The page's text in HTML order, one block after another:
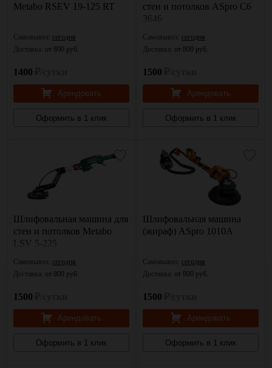
Metabo RSEV 19-125 RT
Самовывоз: сегодня
Доставка: от 800 руб.
1400
Арендовать
Оформить в 1 клик
стен и потолков ASpro C6
3646
Самовывоз: сегодня
Доставка: от 800 руб.
1500
Арендовать
Оформить в 1 клик
Шлифовальная машина для
стен и потолков Metabo
LSV 5-225
Самовывоз: сегодня
Доставка: от 800 руб.
1500
Арендовать
Оформить в 1 клик
Шлифовальная машина
(жираф) ASpro 1010A
Самовывоз: сегодня
Доставка: от 800 руб.
1500
Арендовать
Оформить в 1 клик